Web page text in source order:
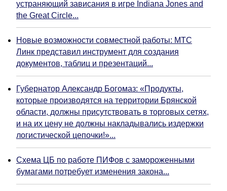
устраняющий зависания в игре Indiana Jones and
the Great Circle...
Новые возможности совместной работы: МТС
Линк представил инструмент для создания
документов, таблиц и презентаций...
Губернатор Александр Богомаз: «Продукты,
которые производятся на территории Брянской
области, должны присутствовать в торговых сетях,
и на их цену не должны накладывались издержки
логистической цепочки!»...
Схема ЦБ по работе ПИФов с замороженными
бумагами потребует изменения закона...